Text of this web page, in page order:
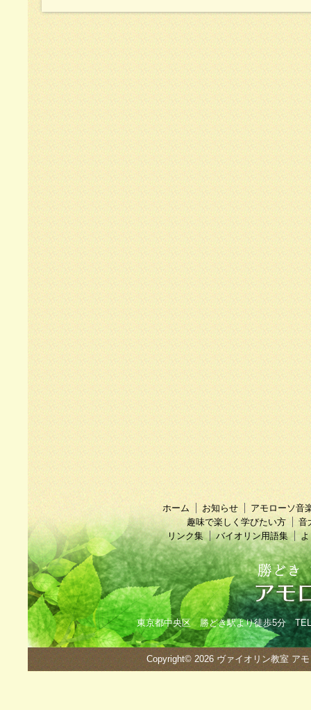
ホーム お知らせ
アモローソ音
趣味で楽しく学びたい方
音
リンク集
バイオリン用語集
東京都中央区 勝どき駅より徒歩5分
Copyright© 2026 ヴァイオリン教室 ア